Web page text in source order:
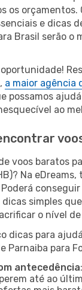
os orçamentos.
e dicas
Brasil serão o
a maior agência
possamos
ao
voos baratos
Na
simples
o nível
dicas para
Parnaiba para
antecedência
até ao